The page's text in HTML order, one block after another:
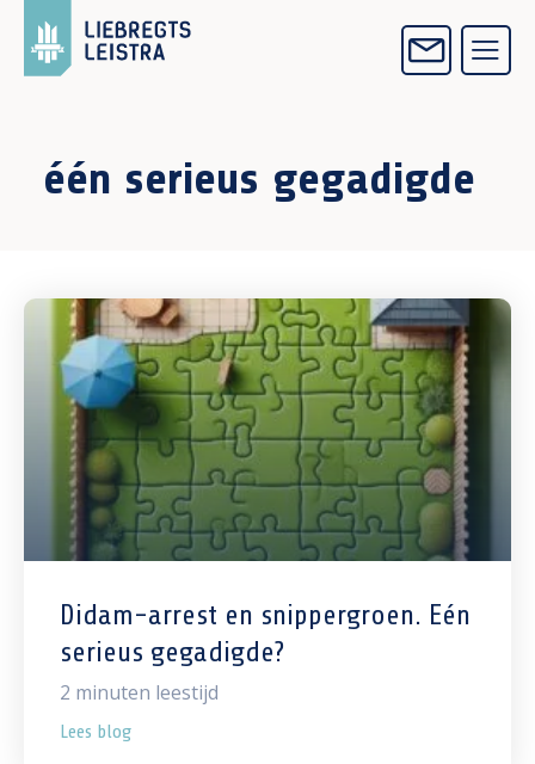
één serieus gegadigde
Didam-arrest en snippergroen. Eén
serieus gegadigde?
2 minuten leestijd
Lees blog